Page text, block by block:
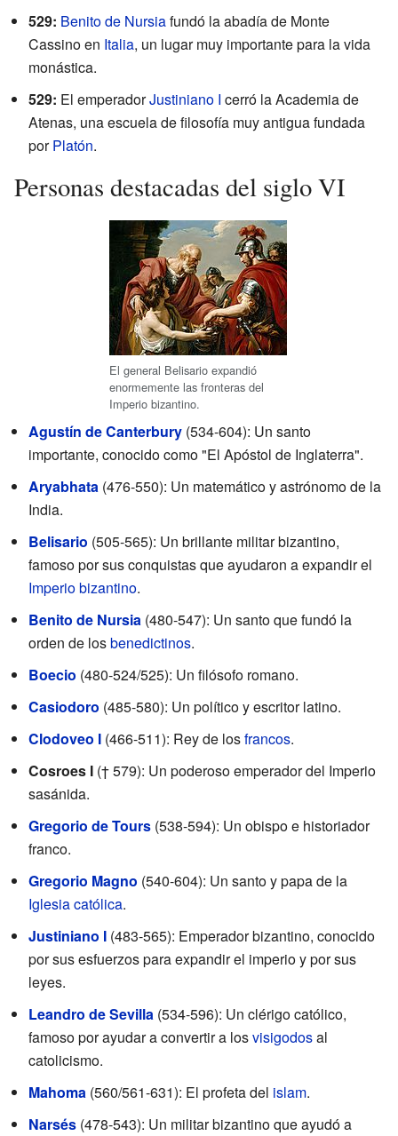
529: Benito de Nursiafundó la abadía de Monte
Cassino en Italia, un lugar muy importante para la vida
monástica.
529: El emperadorJustiniano I cerró la Academia de
Atenas, una escuela de filosofía muy antigua fundada
porPlatón.
Personas destacadas del siglo VI
El general Belisario expandió
enormemente las fronteras del
Imperio bizantino.
Agustín de Canterbury (534-604): Un santo
importante, conocido como "El Apóstol de Inglaterra".
Aryabhata (476-550): Un matemático y astrónomo de la
India.
Belisario (505-565): Un brillante militar bizantino,
famoso por sus conquistas que ayudaron a expandir el
Imperio bizantino.
Benito de Nursia (480-547): Un santo que fundó la
orden de losbenedictinos.
Boecio (480-524/525): Un filósofo romano.
Casiodoro (485-580): Un político y escritor latino.
Clodoveo I (466-511): Rey de losfrancos.
Cosroes I († 579): Un poderoso emperador del Imperio
sasánida.
Gregorio de Tours (538-594): Un obispo e historiador
franco.
Gregorio Magno (540-604): Un santo y papa de la
Iglesia católica.
Justiniano I (483-565): Emperador bizantino, conocido
por sus esfuerzos para expandir el imperio y por sus
leyes.
Leandro de Sevilla (534-596): Un clérigo católico,
famoso por ayudar a convertir a losvisigodosal
catolicismo.
Mahoma (560/561-631): El profeta del islam.
Narsés (478-543): Un militar bizantino que ayudó a